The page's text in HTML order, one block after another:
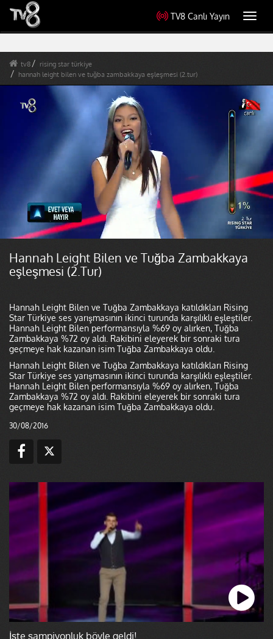
TV8 Canlı Yayın
tv8
rising star türkiye
hannah leight bilen ve tuğba zambakkaya eşleşmesi (2.tur)
Hannah Leight Bilen ve Tuğba Zambakkaya
eşleşmesi (2.Tur)
Hannah Leight Bilen ve Tuğba Zambakkaya katıldıkları Rising
Star Türkiye ses yarışmasının ikinci turunda karşılıklı eşleştiler.
Hannah Leight Bilen performansıyla %69 oy alırken, Tuğba
Zambakkaya %72 oy aldı. Rakibini eleyerek bir sonraki tura
geçmeye hak kazanan isim Tuğba Zambakkaya oldu.
Hannah Leight Bilen ve Tuğba Zambakkaya katıldıkları Rising
Star Türkiye ses yarışmasının ikinci turunda karşılıklı eşleştiler.
Hannah Leight Bilen performansıyla %69 oy alırken, Tuğba
Zambakkaya %72 oy aldı. Rakibini eleyerek bir sonraki tura
geçmeye hak kazanan isim Tuğba Zambakkaya oldu.
30/08/2016
İşte şampiyonluk böyle geldi!